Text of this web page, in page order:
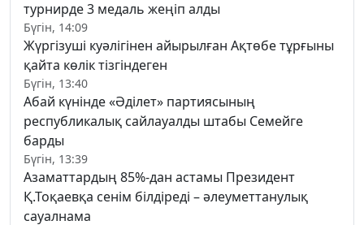
турнирде 3 медаль жеңіп алды
Бүгін, 14:09
Жүргізуші куәлігінен айырылған Ақтөбе тұрғыны
қайта көлік тізгіндеген
Бүгін, 13:40
Абай күнінде «Әділет» партиясының
республикалық сайлауалды штабы Семейге
барды
Бүгін, 13:39
Азаматтардың 85%-дан астамы Президент
Қ.Тоқаевқа сенім білдіреді – әлеуметтанулық
сауалнама